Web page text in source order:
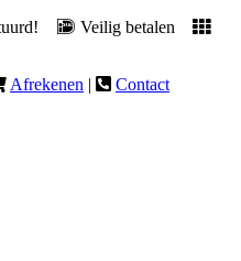
Veilig betalen
Afrekenen | Contact